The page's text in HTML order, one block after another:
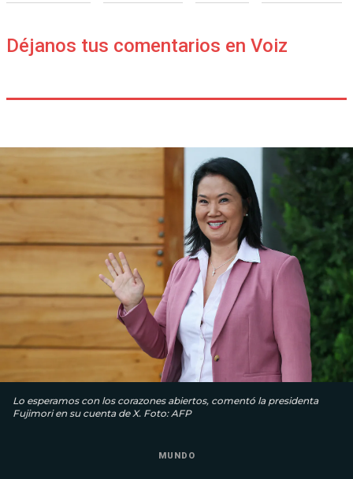
Déjanos tus comentarios en Voiz
Lo esperamos con los corazones abiertos, comentó la presidenta
Fujimori en su cuenta de X. Foto: AFP
MUNDO